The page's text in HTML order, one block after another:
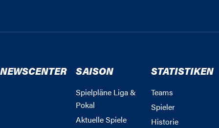
NEWSCENTER SAISON
Spielpläne Liga &
Pokal
Aktuelle Spiele
STATISTIKEN
Teams
Spieler
Historie